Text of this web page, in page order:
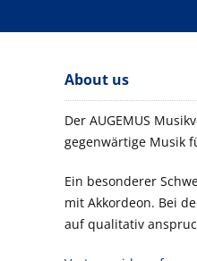
About us
Der AUGEMUS
gegenwärtige Musik
Ein besonderer
mit Akkordeon. Bei
auf qualitativ